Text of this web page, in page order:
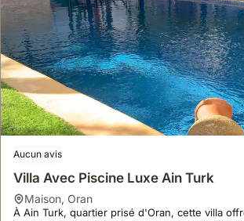
Aucun avis
Villa Avec Piscine Luxe Ain Turk
maison, Oran
À Ain Turk, quartier prisé d'Oran, cette villa